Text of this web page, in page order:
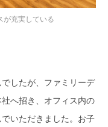
が充実している
したが、ファミリーデ
へ招き、オフィス内の
いただきました。お子